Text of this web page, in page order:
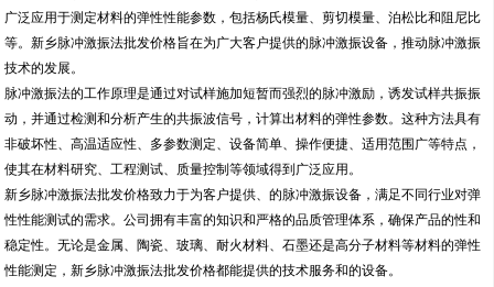
广泛应用于测定材料的弹性性能参数，包括杨氏模量、剪切模量、泊松比和阻尼比
等。新乡脉冲激振法批发价格旨在为广大客户提供的脉冲激振设备，推动脉冲激振
技术的发展。
脉冲激振法的工作原理是通过对试样施加短暂而强烈的脉冲激励，诱发试样共振振
动，并通过检测和分析产生的共振波信号，计算出材料的弹性参数。这种方法具有
非破坏性、高温适应性、多参数测定、设备简单、操作便捷、适用范围广等特点，
使其在材料研究、工程测试、质量控制等领域得到广泛应用。
新乡脉冲激振法批发价格致力于为客户提供、的脉冲激振设备，满足不同行业对弹
性性能测试的需求。公司拥有丰富的知识和严格的品质管理体系，确保产品的性和
稳定性。无论是金属、陶瓷、玻璃、耐火材料、石墨还是高分子材料等材料的弹性
性能测定，新乡脉冲激振法批发价格都能提供的技术服务和的设备。